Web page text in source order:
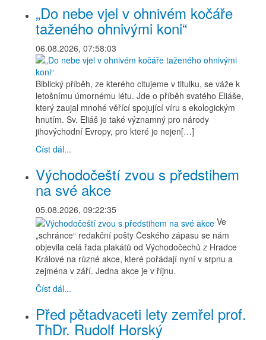
„Do nebe vjel v ohnivém kočáře
taženého ohnivými koni“
06.08.2026, 07:58:03
Biblický příběh, ze kterého citujeme v titulku, se váže k
letošnímu úmornému létu. Jde o příběh svatého Eliáše,
který zaujal mnohé věřící spojující víru s ekologickým
hnutím. Sv. Eliáš je také významný pro národy
jihovýchodní Evropy, pro které je nejen[…]
Číst dál...
Východočeští zvou s předstihem
na své akce
05.08.2026, 09:22:35
Ve
„schránce“ redakční pošty Českého zápasu se nám
objevila celá řada plakátů od Východočechů z Hradce
Králové na různé akce, které pořádají nyní v srpnu a
zejména v září. Jedna akce je v říjnu.
Číst dál...
Před pětadvaceti lety zemřel prof.
ThDr. Rudolf Horský